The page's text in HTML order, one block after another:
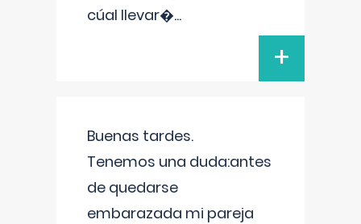
cúal llevar�...
+
Buenas tardes.
Tenemos una duda:antes
de quedarse
embarazada mi pareja